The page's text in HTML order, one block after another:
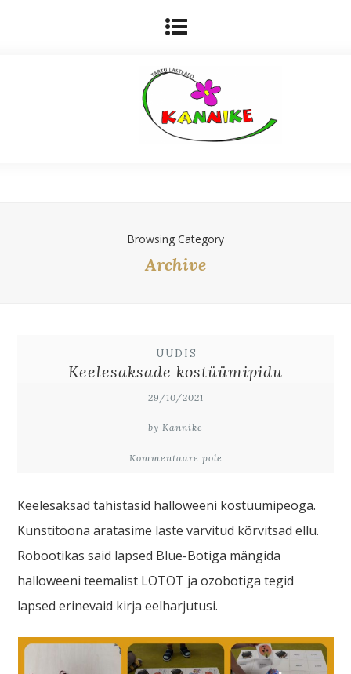
Browsing Category
Archive
UUDIS
Keelesaksade kostüümipidu
29/10/2021
by Kannike
Kommentaare pole
Keelesaksad tähistasid halloweeni kostüümipeoga.
Kunstitööna äratasime laste värvitud kõrvitsad ellu.
Robootikas said lapsed Blue-Botiga mängida
halloweeni teemalist LOTOT ja ozobotiga tegid
lapsed erinevaid kirja eelharjutusi.